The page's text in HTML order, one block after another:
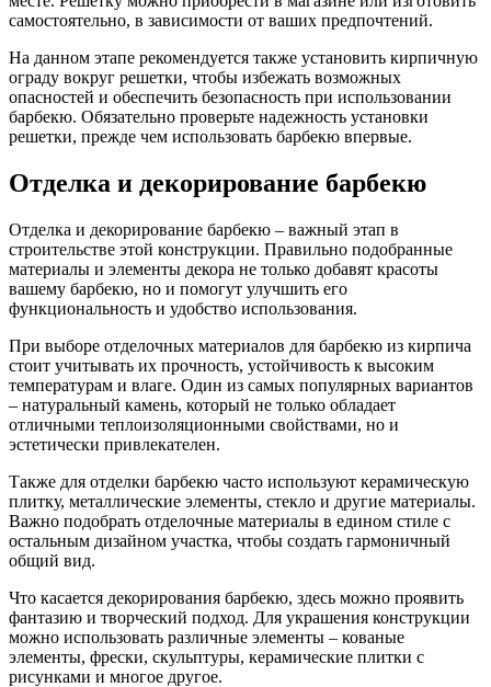
самостоятельно, в зависимости от ваших предпочтений.
На данном этапе рекомендуется также установить кирпичную
ограду вокруг решетки, чтобы избежать возможных
опасностей и обеспечить безопасность при использовании
барбекю. Обязательно проверьте надежность установки
решетки, прежде чем использовать барбекю впервые.
Отделка и декорирование барбекю
Отделка и декорирование барбекю – важный этап в
строительстве этой конструкции. Правильно подобранные
материалы и элементы декора не только добавят красоты
вашему барбекю, но и помогут улучшить его
функциональность и удобство использования.
При выборе отделочных материалов для барбекю из кирпича
стоит учитывать их прочность, устойчивость к высоким
температурам и влаге. Один из самых популярных вариантов
– натуральный камень, который не только обладает
отличными теплоизоляционными свойствами, но и
эстетически привлекателен.
Также для отделки барбекю часто используют керамическую
плитку, металлические элементы, стекло и другие материалы.
Важно подобрать отделочные материалы в едином стиле с
остальным дизайном участка, чтобы создать гармоничный
общий вид.
Что касается декорирования барбекю, здесь можно проявить
фантазию и творческий подход. Для украшения конструкции
можно использовать различные элементы – кованые
элементы, фрески, скульптуры, керамические плитки с
рисунками и многое другое.